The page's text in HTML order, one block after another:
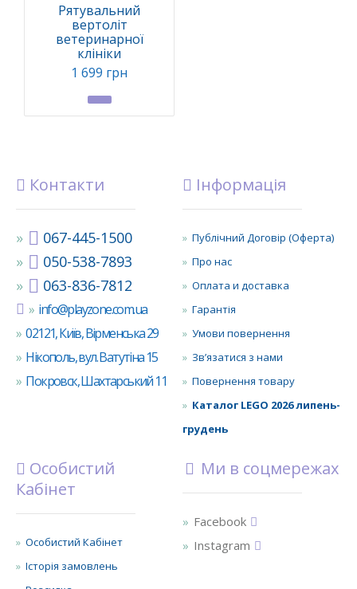
Рятувальний
вертоліт
ветеринарної
клініки
1 699 грн
Контакти
067-445-1500
050-538-7893
063-836-7812
info@playzone.com.ua
02121, Київ, Вірменська 29
Нікополь, вул. Ватутіна 15
Покровск, Шахтарський 11
Інформація
Публічний Договір (Оферта)
Про нас
Оплата и доставка
Гарантія
Умови повернення
Зв’язатися з нами
Повернення товару
Каталог LEGO 2026 липень-
грудень
Особистий
Кабінет
Особистий Кабінет
Історія замовлень
Ми в соцмережах
Facebook
Instagram